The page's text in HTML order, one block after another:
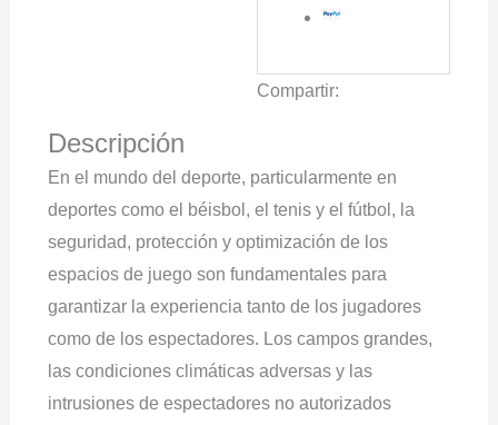
Compartir:
Descripción
En el mundo del deporte, particularmente en
deportes como el béisbol, el tenis y el fútbol, ​​la
seguridad, protección y optimización de los
espacios de juego son fundamentales para
garantizar la experiencia tanto de los jugadores
como de los espectadores. Los campos grandes,
las condiciones climáticas adversas y las
intrusiones de espectadores no autorizados